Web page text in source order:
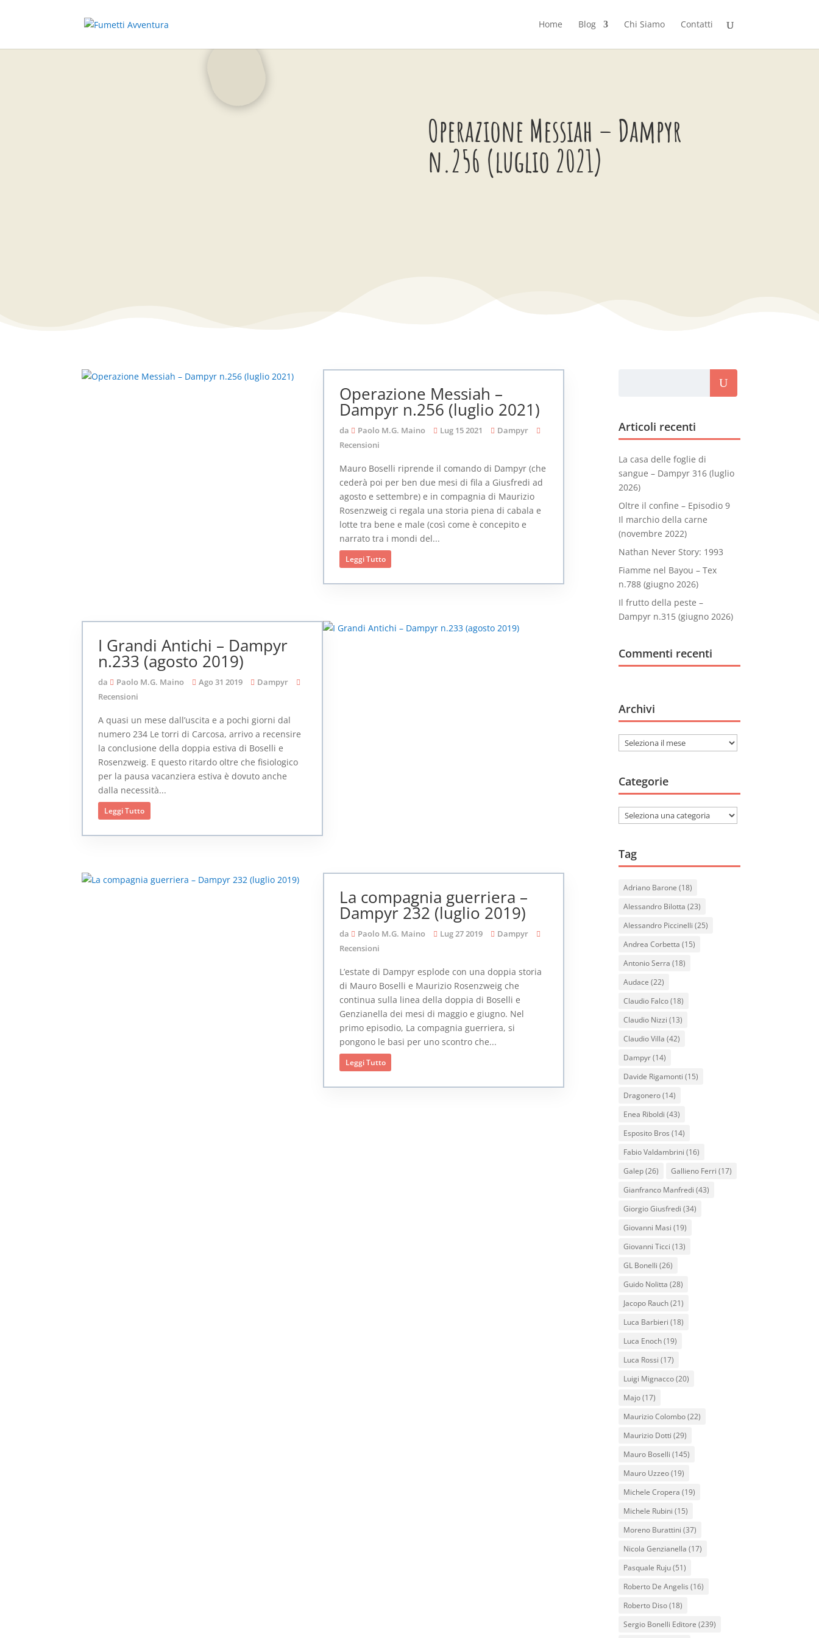
Home Blog Chi Siamo Contatti
Operazione Messiah – Dampyr
n.256 (luglio 2021)
Operazione Messiah –
Dampyr n.256 (luglio 2021)
da Paolo M.G. Maino Lug 15 2021
Dampyr
Recensioni
Mauro Boselli riprende il comando di Dampyr (che
cederà poi per ben due mesi di fila a Giusfredi ad
agosto e settembre) e in compagnia di Maurizio
Rosenzweig ci regala una storia piena di cabala e
lotte tra bene e male (così come è concepito e
narrato tra i mondi del...
Leggi Tutto
I Grandi Antichi – Dampyr
n.233 (agosto 2019)
da Paolo M.G. Maino Ago 31 2019
Dampyr
Recensioni
A quasi un mese dall’uscita e a pochi giorni dal
numero 234 Le torri di Carcosa, arrivo a recensire
la conclusione della doppia estiva di Boselli e
Rosenzweig. E questo ritardo oltre che fisiologico
per la pausa vacanziera estiva è dovuto anche
dalla necessità...
Leggi Tutto
La compagnia guerriera –
Dampyr 232 (luglio 2019)
da Paolo M.G. Maino Lug 27 2019
Dampyr
Recensioni
L’estate di Dampyr esplode con una doppia storia
di Mauro Boselli e Maurizio Rosenzweig che
continua sulla linea della doppia di Boselli e
Genzianella dei mesi di maggio e giugno. Nel
primo episodio, La compagnia guerriera, si
pongono le basi per uno scontro che...
Leggi Tutto
Articoli recenti
La casa delle foglie di
sangue – Dampyr 316 (luglio
2026)
Oltre il confine – Episodio 9
Il marchio della carne
(novembre 2022)
Nathan Never Story: 1993
Fiamme nel Bayou – Tex
n.788 (giugno 2026)
Il frutto della peste –
Dampyr n.315 (giugno 2026)
Commenti recenti
Archivi
Archivi
Categorie
Categorie
Tag
Adriano Barone (18)
Alessandro Bilotta (23)
Alessandro Piccinelli (25)
Andrea Corbetta (15)
Antonio Serra (18)
Audace (22)
Claudio Falco(18)
Claudio Nizzi (13)
Claudio Villa (42)
Dampyr(14)
Davide Rigamonti (15)
Dragonero(14)
Enea Riboldi (43)
Esposito Bros (14)
Fabio Valdambrini (16)
Galep(26) Gallieno Ferri (17)
Gianfranco Manfredi (43)
Giorgio Giusfredi (34)
Giovanni Masi (19)
Giovanni Ticci (13)
GL Bonelli (26)
Guido Nolitta (28)
Jacopo Rauch(21)
Luca Barbieri (18)
Luca Enoch(19)
Luca Rossi (17)
Luigi Mignacco(20)
Majo(17)
Maurizio Colombo(22)
Maurizio Dotti (29)
Mauro Boselli (145)
Mauro Uzzeo(19)
Michele Cropera (19)
Michele Rubini (15)
Moreno Burattini (37)
Nicola Genzianella (17)
Pasquale Ruju(51)
Roberto De Angelis (16)
Roberto Diso(18)
Sergio Bonelli Editore (239)